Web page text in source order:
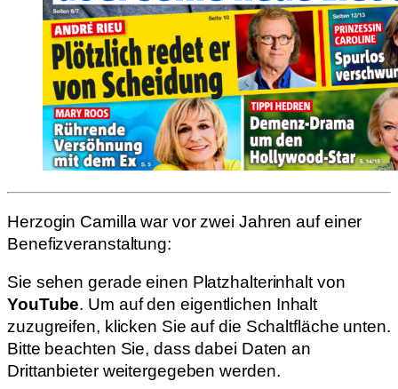
Herzogin Camilla war vor zwei Jahren auf einer
Benefizveranstaltung:
Sie sehen gerade einen Platzhalterinhalt von
YouTube. Um auf den eigentlichen Inhalt
zuzugreifen, klicken Sie auf die Schaltfläche unten.
Bitte beachten Sie, dass dabei Daten an
Drittanbieter weitergegeben werden.